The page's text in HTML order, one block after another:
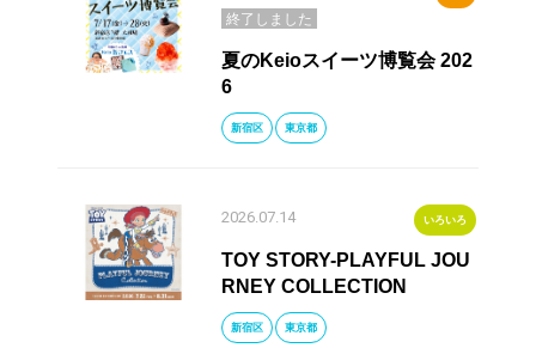
終了しました
夏のKeioスイーツ博覧会 202
6
新宿区 東京都
2026.07.14 いろいろ
TOY STORY-PLAYFUL JOU
RNEY COLLECTION
新宿区 東京都